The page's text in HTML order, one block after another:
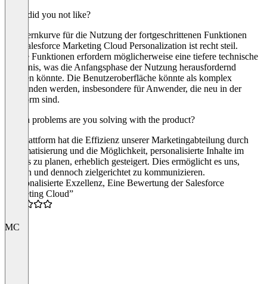
What did you not like?
Die Lernkurve für die Nutzung der fortgeschrittenen Funktionen
von Salesforce Marketing Cloud Personalization ist recht steil.
Einige Funktionen erfordern möglicherweise eine tiefere technische
Kenntnis, was die Anfangsphase der Nutzung herausfordernd
machen könnte. Die Benutzeroberfläche könnte als komplex
empfunden werden, insbesondere für Anwender, die neu in der
Plattform sind.
Which problems are you solving with the product?
Die Plattform hat die Effizienz unserer Marketingabteilung durch
Automatisierung und die Möglichkeit, personalisierte Inhalte im
Voraus zu planen, erheblich gesteigert. Dies ermöglicht es uns,
zeitnah und dennoch zielgerichtet zu kommunizieren.
“Personalisierte Exzellenz, Eine Bewertung der Salesforce
Marketing Cloud”
MC